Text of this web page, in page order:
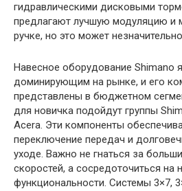
гидравлическими дисковыми
предлагают лучшую модуляцию и
ручке, но это может
Навесное оборудование Shimano
доминирующим на рынке, и его
представлены в бюджетном
для новичка подойдут группы
Acera. Эти компоненты
переключение передач и
уходе. Важно не гнаться за
скоростей, а сосредоточиться на
функциональности. Системы 3×7,